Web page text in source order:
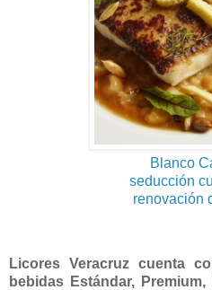
Blanco
seducción
renovación
Licores Veracruz cuenta
bebidas Estándar,